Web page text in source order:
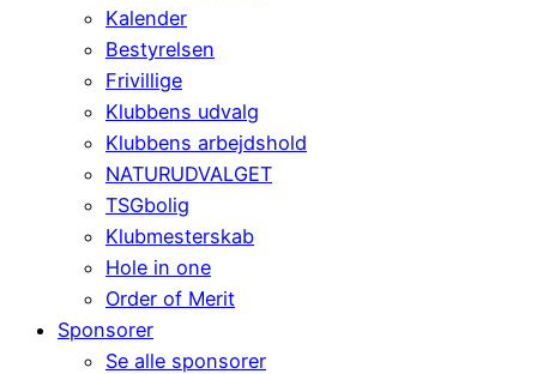
Kalender
Bestyrelsen
Frivillige
Klubbens udvalg
Klubbens arbejdshold
NATURUDVALGET
TSGbolig
Klubmesterskab
Hole in one
Order of Merit
Sponsorer
Se alle sponsorer